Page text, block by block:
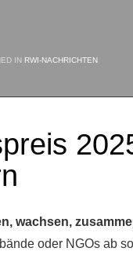
IN RWI-NACHRICHTEN
wachsen,
oder NGOs ab